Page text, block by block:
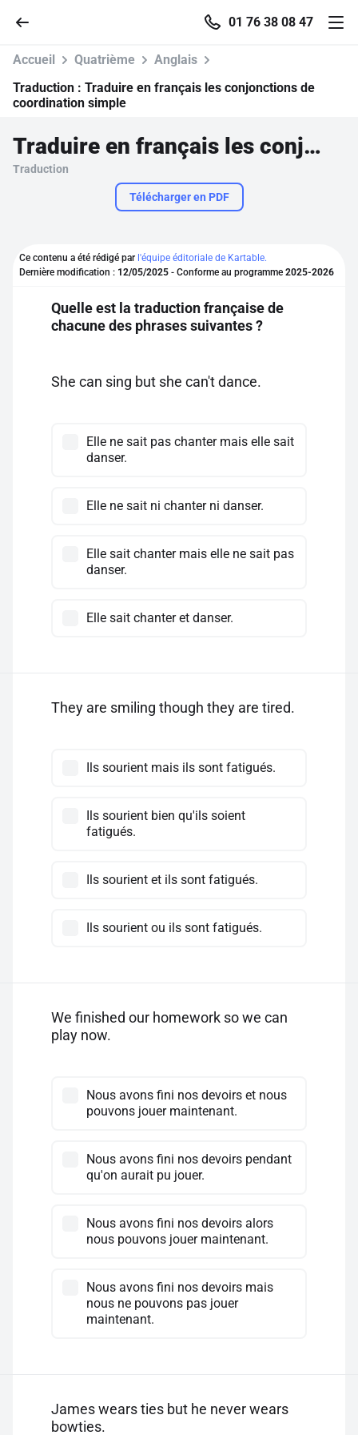
01 76 38 08 47
Parcourir
Se connecter
S'inscrire gratuitement
Accueil Quatrième
Anglais
Traduction : Traduire en français les conjonctions de
coordination simple
Traduire en français les conjonctions de coordination simple
Traduction
Télécharger en PDF
Ce contenu a été rédigé par l'équipe éditoriale de Kartable.
Dernière modification : 12/05/2025 - Conforme au programme 2025-2026
Quelle est la traduction française de
chacune des phrases suivantes ?
She can sing but she can't dance.
Elle ne sait pas chanter mais elle sait
danser.
Elle ne sait ni chanter ni danser.
Elle sait chanter mais elle ne sait pas
danser.
Elle sait chanter et danser.
They are smiling though they are tired.
Ils sourient mais ils sont fatigués.
Ils sourient bien qu'ils soient
fatigués.
Ils sourient et ils sont fatigués.
Ils sourient ou ils sont fatigués.
We finished our homework so we can
play now.
Nous avons fini nos devoirs et nous
pouvons jouer maintenant.
Nous avons fini nos devoirs pendant
qu'on aurait pu jouer.
Nous avons fini nos devoirs alors
nous pouvons jouer maintenant.
Nous avons fini nos devoirs mais
nous ne pouvons pas jouer
maintenant.
James wears ties but he never wears
bowties.